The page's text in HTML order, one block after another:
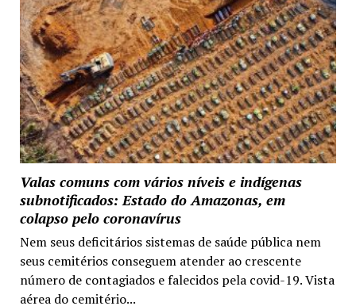
Valas comuns com vários níveis e indígenas
subnotificados: Estado do Amazonas, em
colapso pelo coronavírus
Nem seus deficitários sistemas de saúde pública nem
seus cemitérios conseguem atender ao crescente
número de contagiados e falecidos pela covid-19. Vista
aérea do cemitério...